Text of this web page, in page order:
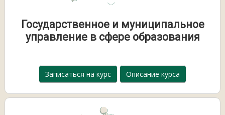
Государственное и муниципальное
управление в сфере образования
Записаться на курс Описание курса